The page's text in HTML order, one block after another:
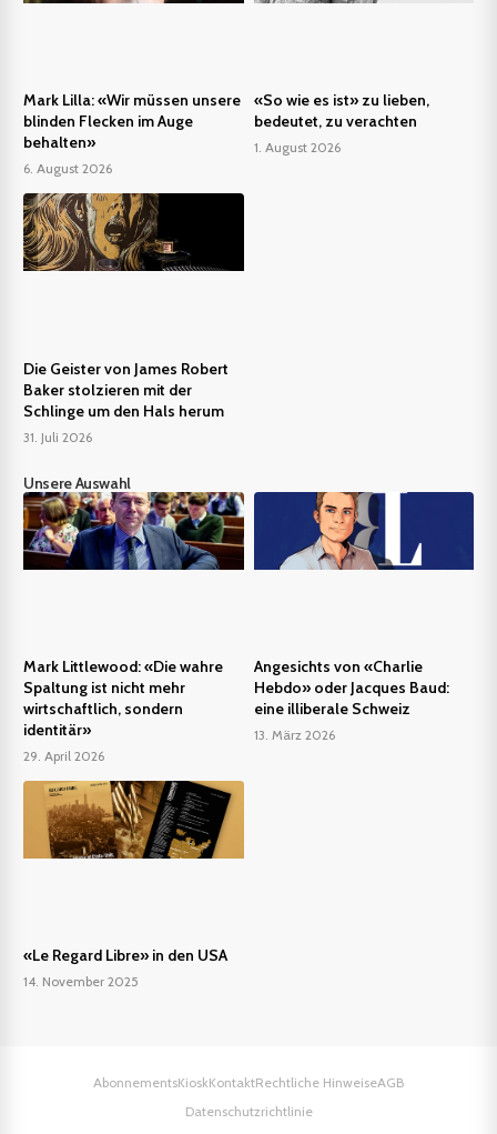
Mark Lilla: «Wir müssen unsere
blinden Flecken im Auge
behalten»
6. August 2026
«So wie es ist» zu lieben,
bedeutet, zu verachten
1. August 2026
Die Geister von James Robert
Baker stolzieren mit der
Schlinge um den Hals herum
31. Juli 2026
Unsere Auswahl
Mark Littlewood: «Die wahre
Spaltung ist nicht mehr
wirtschaftlich, sondern
identitär»
29. April 2026
Angesichts von «Charlie
Hebdo» oder Jacques Baud:
eine illiberale Schweiz
13. März 2026
«Le Regard Libre» in den USA
14. November 2025
AbonnementsKioskKontaktRechtliche HinweiseAGB
Datenschutzrichtlinie